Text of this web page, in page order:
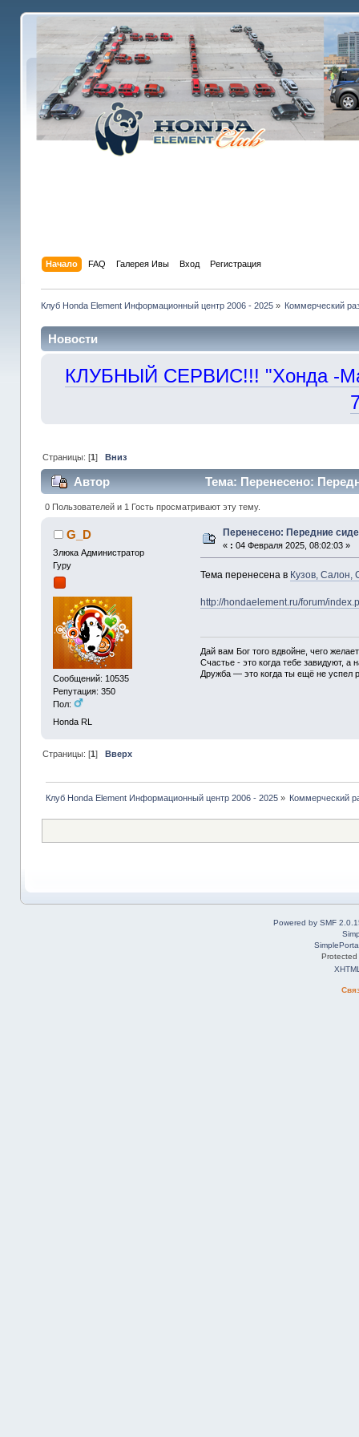
Начало FAQ Галерея Ивы Вход Регистрация
Клуб Honda Element Информационный центр 2006 - 2025» Коммерческий
Новости
КЛУБНЫЙ СЕРВИС!!! "Хонда -
Страницы: [1] Вниз
Автор Тема: Перенесено:
0 Пользователей и 1 Гость просматривают эту тему.
G_D
Злюка Администратор
Гуру
Сообщений: 10535
Репутация: 350
Пол:
Honda RL
Перенесено: Передние
« : 04 Февраля 2025, 08:02:03 »
Тема перенесена в Кузов, Салон,
http://hondaelement.ru/forum/
Дай вам Бог того вдвойне, чего
Счастье - это когда тебе завидуют, а
Дружба — это когда ты ещё не успел
Страницы: [1] Вверх
Клуб Honda Element Информационный центр 2006 - 2025» Коммерческий
Powered by SMF